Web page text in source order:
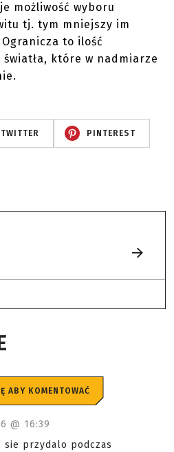
możliwość wyboru
tj. tym mniejszy im
to ilość
światła, które w nadmiarze
TWITTER PINTEREST
ABY KOMENTOWAĆ
@ 16:39
sie przydalo podczas